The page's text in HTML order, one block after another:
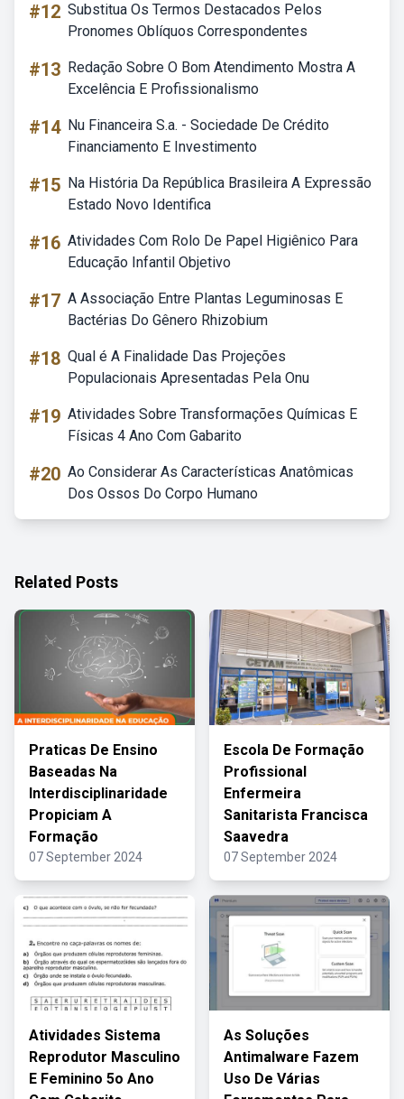
#12 Substitua Os Termos Destacados Pelos
Pronomes Oblíquos Correspondentes
#13 Redação Sobre O Bom Atendimento Mostra A
Excelência E Profissionalismo
#14 Nu Financeira S.a. - Sociedade De Crédito
Financiamento E Investimento
#15 Na História Da República Brasileira A Expressão
Estado Novo Identifica
#16 Atividades Com Rolo De Papel Higiênico Para
Educação Infantil Objetivo
#17 A Associação Entre Plantas Leguminosas E
Bactérias Do Gênero Rhizobium
#18 Qual é A Finalidade Das Projeções
Populacionais Apresentadas Pela Onu
#19 Atividades Sobre Transformações Químicas E
Físicas 4 Ano Com Gabarito
#20 Ao Considerar As Características Anatômicas
Dos Ossos Do Corpo Humano
Related Posts
Praticas De Ensino
Baseadas Na
Interdisciplinaridade
Propiciam A
Formação
07 September 2024
Escola De Formação
Profissional
Enfermeira
Sanitarista Francisca
Saavedra
07 September 2024
Atividades Sistema
Reprodutor Masculino
E Feminino 5o Ano
As Soluções
Antimalware Fazem
Uso De Várias